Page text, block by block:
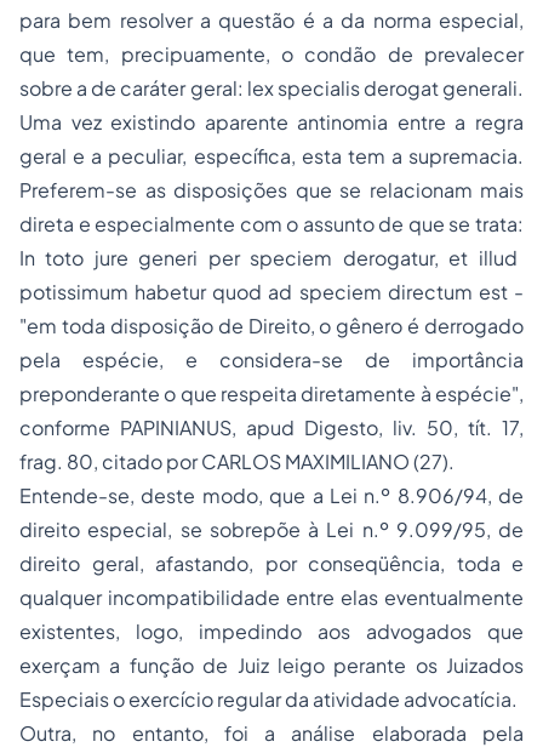
para bem resolver a questão é a da norma especial,
que tem, precipuamente, o condão de prevalecer
sobre a de caráter geral: lex specialis derogat generali.
Uma vez existindo aparente antinomia entre a regra
geral e a peculiar, específica, esta tem a supremacia.
Preferem-se as disposições que se relacionam mais
direta e especialmente com o assunto de que se trata:
In toto jure generi per speciem derogatur, et illud
potissimum habetur quod ad speciem directum est-
"em toda disposição de Direito, o gênero é derrogado
pela espécie, e considera-se de importância
preponderante o que respeita diretamente à espécie",
conforme PAPINIANUS, apud Digesto, liv. 50, tít. 17,
frag. 80, citado por CARLOS MAXIMILIANO (27).
Entende-se, deste modo, que a Lei n.º 8.906/94, de
direito especial, se sobrepõe à Lei n.º 9.099/95, de
direito geral, afastando, por conseqüência, toda e
qualquer incompatibilidade entre elas eventualmente
existentes, logo, impedindo aos advogados que
exerçam a função de Juiz leigo perante os Juizados
Especiais o exercício regular da atividade advocatícia.
Outra, no entanto, foi a análise elaborada pela